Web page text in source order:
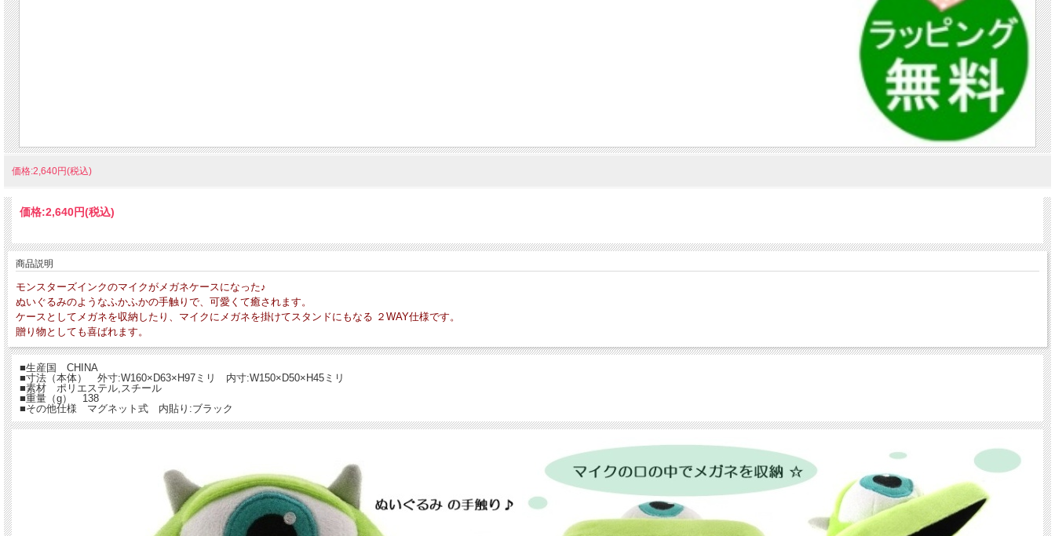
価格:2,640円(税込)
価格:2,640円(税込)
商品説明
モンスターズインクのマイクがメガネケースになった♪
ぬいぐるみのようなふかふかの手触りで、可愛くて癒されます。
ケースとしてメガネを収納したり、マイクにメガネを掛けてスタンドにもなる ２WAY仕様です。
贈り物としても喜ばれます。
■生産国 CHINA
■寸法（本体） 外寸:W160×D63×H97ミリ 内寸:W150×D50×H45ミリ
■素材 ポリエステル,スチール
■重量（g） 138
■その他仕様 マグネット式 内貼り:ブラック